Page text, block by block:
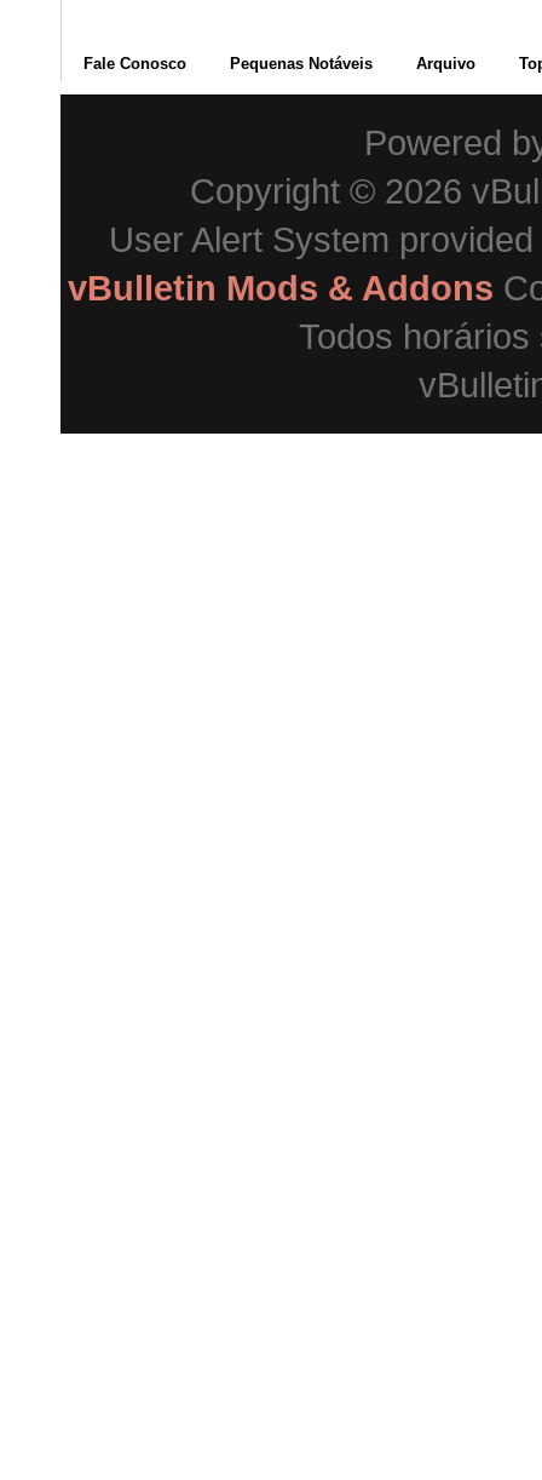
Fale Conosco Pequenas Notáveis Arquivo
Powered
Copyright © 2026
User Alert System
vBulletin Mods & Addons
Todos